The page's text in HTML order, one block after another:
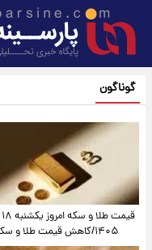
گوناگون
۱۴۰۵/کاهش قیمت طلا و سکه